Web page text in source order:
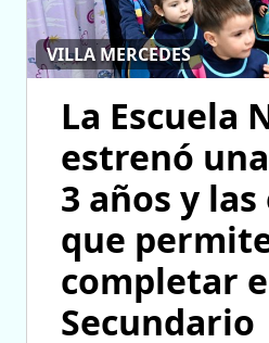
VILLA MERCEDES
La Escuela
estrenó
3 años y
que
completar
Secundario